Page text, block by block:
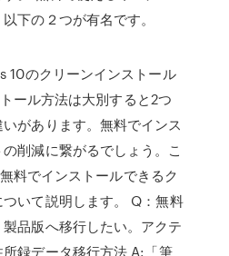
下の２つが有名です。
10のクリーンインストール
ール方法は大別すると2つ
があります。無料でインス
削減に繋がるでしょう。こ
料でインストールできるク
いて説明します。 Q：無料
品版へ移行したい。アクテ
録データ移行方法 A:「筆